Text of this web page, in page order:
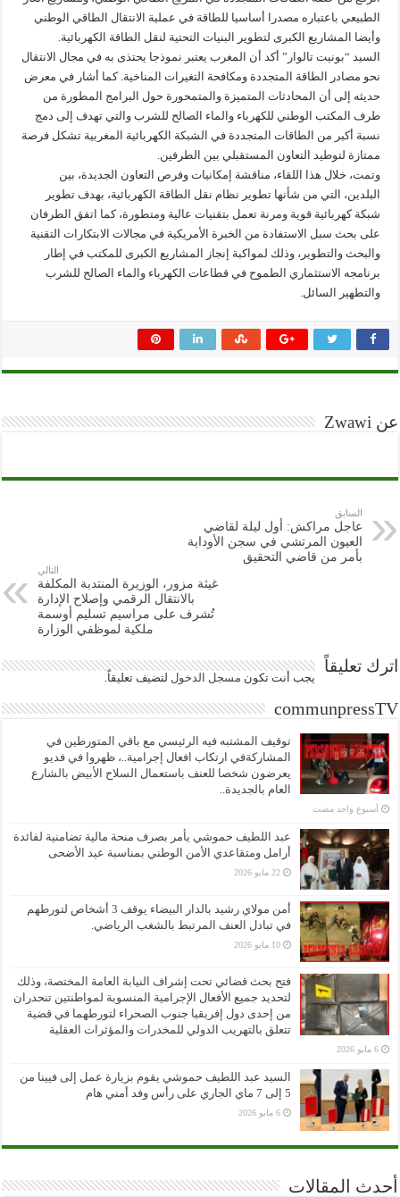
الطبيعي باعتباره مصدرا أساسيا للطاقة في عملية الانتقال الطاقي الوطني
وأيضا المشاريع الكبرى لتطوير البنيات التحتية لنقل الطاقة الكهربائية.
السيد “بونيت تالوار” أكد أن المغرب يعتبر نموذجا يحتذى به في مجال الانتقال
نحو مصادر الطاقة المتجددة ومكافحة التغيرات المناخية. كما أشار في معرض
حديثه إلى أن المحادثات المتميزة والمتمحورة حول البرامج المطورة من
طرف المكتب الوطني للكهرباء والماء الصالح للشرب والتي تهدف إلى دمج
نسبة أكبر من الطاقات المتجددة في الشبكة الكهربائية المغربية تشكل فرصة
ممتازة لتوطيد التعاون المستقبلي بين الطرفين.
وتمت، خلال هذا اللقاء، مناقشة إمكانيات وفرص التعاون الجديدة، بين
البلدين، التي من شأنها تطوير نظام نقل الطاقة الكهربائية، بهدف تطوير
شبكة كهربائية قوية ومرنة تعمل بتقنيات عالية ومتطورة، كما اتفق الطرفان
على بحث سبل الاستفادة من الخبرة الأمريكية في مجالات الابتكارات التقنية
والبحث والتطوير، وذلك لمواكبة إنجاز المشاريع الكبرى للمكتب في إطار
برنامجه الاستثماري الطموح في قطاعات الكهرباء والماء الصالح للشرب
والتطهير السائل.
عن Zwawi
السابق
عاجل مراكش: أول ليلة لقاضي
العيون المرتشي في سجن الأوداية
بأمر من قاضي التحقيق
التالي
غيثة مزور، الوزيرة المنتدبة المكلفة
بالانتقال الرقمي وإصلاح الإدارة
تُشرف على مراسيم تسليم أوسمة
ملكية لموظفي الوزارة
اترك تعليقاً
يجب أنت تكون مسجل الدخول لتضيف تعليقاً.
communpressTV
توقيف المشتبه فيه الرئيسي مع باقي المتورطين في
المشاركةفي ارتكاب افعال إجرامية..، ظهروا في فديو
يعرضون شخصا للعنف باستعمال السلاح الأبيض بالشارع
العام بالجديدة..
‏أسبوع واحد مضت
عبد اللطيف حموشي يأمر بصرف منحة مالية تضامنية لفائدة
أرامل ومتقاعدي الأمن الوطني بمناسبة عيد الأضحى
22 مايو 2026
أمن مولاي رشيد بالدار البيضاء يوقف 3 أشخاص لتورطهم
في تبادل العنف المرتبط بالشغب الرياضي.
10 مايو 2026
فتح بحث قضائي تحت إشراف النيابة العامة المختصة، وذلك
لتحديد جميع الأفعال الإجرامية المنسوبة لمواطنتين تنحدران
من إحدى دول إفريقيا جنوب الصحراء لتورطهما في قضية
تتعلق بالتهريب الدولي للمخدرات والمؤثرات العقلية
6 مايو 2026
السيد عبد اللطيف حموشي يقوم بزيارة عمل إلى فيينا من
5 إلى 7 ماي الجاري على رأس وفد أمني هام
6 مايو 2026
أحدث المقالات